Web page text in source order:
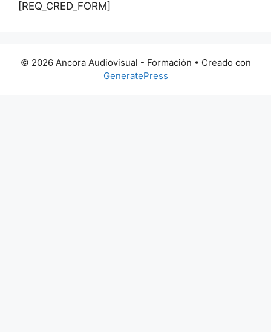
[REQ_CRED_FORM]
© 2026 Ancora Audiovisual - Formación • Creado con
GeneratePress